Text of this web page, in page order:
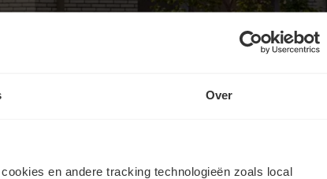
Over
en andere tracking technologieën zoals local